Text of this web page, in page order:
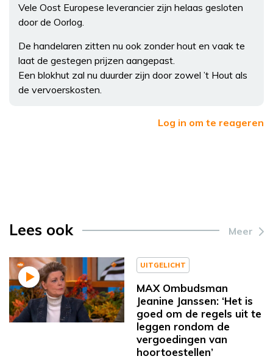
Vele Oost Europese leverancier zijn helaas gesloten
door de Oorlog.
De handelaren zitten nu ook zonder hout en vaak te
laat de gestegen prijzen aangepast.
Een blokhut zal nu duurder zijn door zowel ’t Hout als
de vervoerskosten.
Log in om te reageren
Lees ook Meer
UITGELICHT
MAX Ombudsman
Jeanine Janssen: ‘Het is
goed om de regels uit te
leggen rondom de
vergoedingen van
hoortoestellen’